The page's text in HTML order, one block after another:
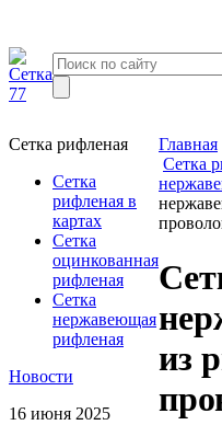
Сетка рифленая
Сетка
рифленая в
картах
Сетка
оцинкованная
рифленая
Сетка
нержавеющая
рифленая
Новости
16 июня 2025
Главная
Сетка
из